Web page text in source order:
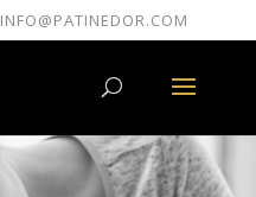
INFO@PATINEDOR.COM